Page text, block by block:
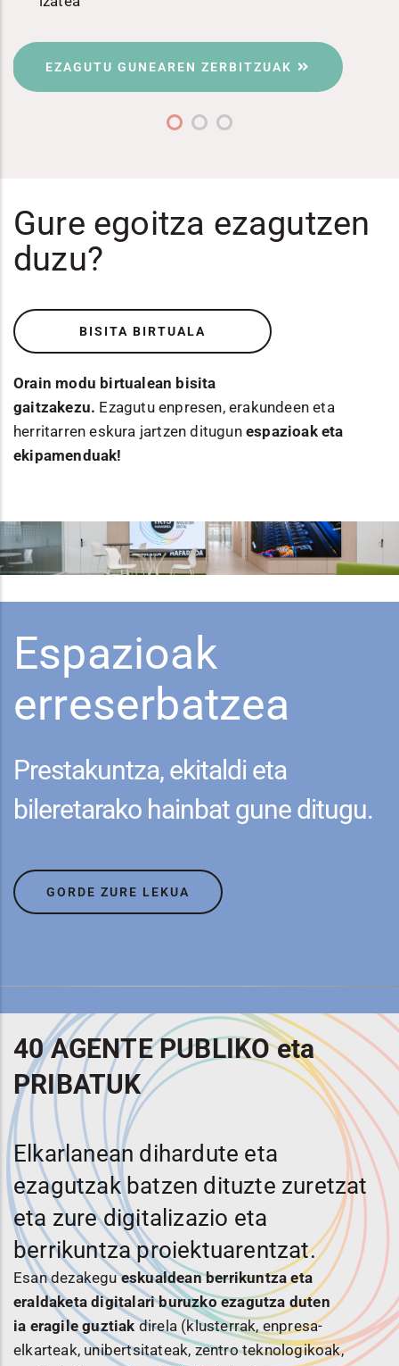
EZAGUTU GUNEAREN ZERBITZUAK
Gure egoitza ezagutzen
duzu?
BISITA BIRTUALA
Orain modu birtualean bisita
gaitzakezu. Ezagutu enpresen, erakundeen eta
herritarren eskura jartzen ditugun espazioak eta
ekipamenduak!
Espazioak
erreserbatzea
Prestakuntza, ekitaldi eta
bileretarako hainbat gune ditugu.
GORDE ZURE LEKUA
40 AGENTE PUBLIKO eta
PRIBATUK
Elkarlanean dihardute eta
ezagutzak batzen dituzte zuretzat
eta zure digitalizazio eta
berrikuntza proiektuarentzat.
Esan dezakegueskualdean berrikuntza eta
eraldaketa digitalari buruzko ezagutza duten
ia eragile guztiakdirela (klusterrak, enpresa-
elkarteak, unibertsitateak, zentro teknologikoak,